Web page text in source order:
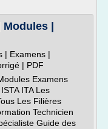
|
| Examens |
| PDF
Examens
ITA Les
Les Filières
Technicien
Guide des